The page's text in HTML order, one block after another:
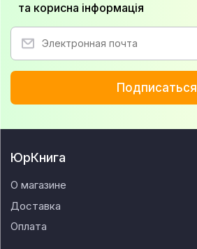
та корисна інформація
Подписаться
ЮрКнига
О магазине
Доставка
Оплата